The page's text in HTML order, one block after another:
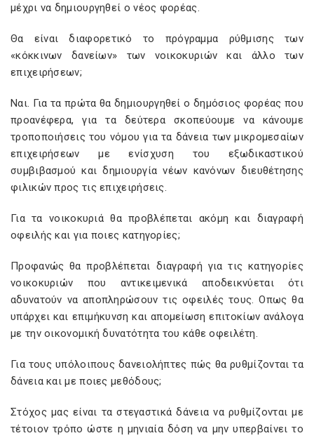
μέχρι να δημιουργηθεί ο νέος φορέας.
Θα είναι διαφορετικό το πρόγραμμα ρύθμισης των
«κόκκινων δανείων» των νοικοκυριών και άλλο των
επιχειρήσεων;
Ναι. Για τα πρώτα θα δημιουργηθεί ο δημόσιος φορέας που
προανέφερα, για τα δεύτερα σκοπεύουμε να κάνουμε
τροποποιήσεις του νόμου για τα δάνεια των μικρομεσαίων
επιχειρήσεων με ενίσχυση του εξωδικαστικού
συμβιβασμού και δημιουργία νέων κανόνων διευθέτησης
φιλικών προς τις επιχειρήσεις.
Για τα νοικοκυριά θα προβλέπεται ακόμη και διαγραφή
οφειλής και για ποιες κατηγορίες;
Προφανώς θα προβλέπεται διαγραφή για τις κατηγορίες
νοικοκυριών που αντικειμενικά αποδεικνύεται ότι
αδυνατούν να αποπληρώσουν τις οφειλές τους. Οπως θα
υπάρχει και επιμήκυνση και απομείωση επιτοκίων ανάλογα
με την οικονομική δυνατότητα του κάθε οφειλέτη.
Για τους υπόλοιπους δανειολήπτες πώς θα ρυθμίζονται τα
δάνεια και με ποιες μεθόδους;
Στόχος μας είναι τα στεγαστικά δάνεια να ρυθμίζονται με
τέτοιον τρόπο ώστε η μηνιαία δόση να μην υπερβαίνει το